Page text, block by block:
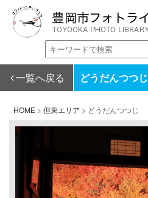
一覧へ戻る どうだんつつじ
HOME > 但東エリア > どうだんつつじ